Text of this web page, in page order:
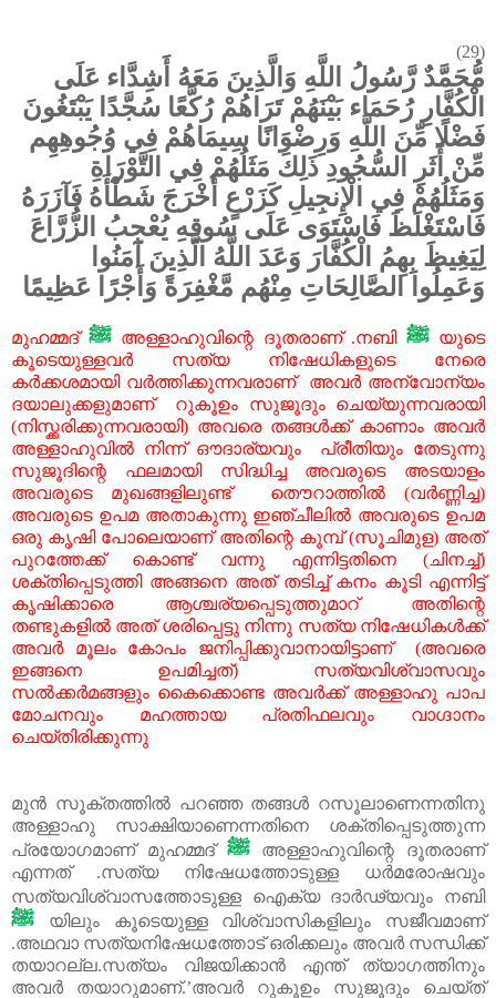
(29)
مُّحَمَّدٌ رَّسُولُ اللَّهِ وَالَّذِينَ مَعَهُ أَشِدَّاء عَلَى
الْكُفَّارِ رُحَمَاء بَيْنَهُمْ تَرَاهُمْ رُكَّعًا سُجَّدًا يَبْتَغُونَ
فَضْلًا مِّنَ اللَّهِ وَرِضْوَانًا سِيمَاهُمْ فِي وُجُوهِهِم
مِّنْ أَثَرِ السُّجُودِ ذَلِكَ مَثَلُهُمْ فِي التَّوْرَاةِ
وَمَثَلُهُمْ فِي الْإِنجِيلِ كَزَرْعٍ أَخْرَجَ شَطْأَهُ فَآزَرَهُ
فَاسْتَغْلَظَ فَاسْتَوَى عَلَى سُوقِهِ يُعْجِبُ الزُّرَّاعَ
لِيَغِيظَ بِهِمُ الْكُفَّارَ وَعَدَ اللَّهُ الَّذِينَ آمَنُوا
وَعَمِلُوا الصَّالِحَاتِ مِنْهُم مَّغْفِرَةً وَأَجْرًا عَظِيمًا
മുഹമ്മദ് ﷺ അള്ളാഹുവിന്റെ ദൂതരാണ് .നബി ﷺ യുടെ
കൂടെയുള്ളവർ സത്യ നിഷേധികളുടെ നേരെ
കർക്കശമായി വർത്തിക്കുന്നവരാണ് അവർ അന്വോന്യം
ദയാലുക്കളുമാണ് റുകൂ‍ഉം സുജൂദും ചെയ്യുന്നവരായി
(നിസ്ക്കരിക്കുന്നവരായി) അവരെ തങ്ങൾക്ക് കാണാം അവർ
അള്ളാഹുവിൽ നിന്ന് ഔദാര്യവും പ്രീതിയും തേടുന്നു
സുജൂദിന്റെ ഫലമായി സിദ്ധിച്ച അവരുടെ അടയാളം
അവരുടെ മുഖങ്ങളിലുണ്ട് തൌറാത്തിൽ (വർണ്ണിച്ച)
അവരുടെ ഉപമ അതാകുന്നു ഇഞ്ചീലിൽ അവരുടെ ഉപമ
ഒരു കൃഷി പോലെയാണ് അതിന്റെ കൂമ്പ് (സൂചിമുള) അത്
പുറത്തേക്ക് കൊണ്ട് വന്നു എന്നിട്ടതിനെ (ചിനച്ച്)
ശക്തിപ്പെടുത്തി അങ്ങനെ അത് തടിച്ച് കനം കൂടി എന്നിട്ട്
കൃഷിക്കാരെ ആശ്ചര്യപ്പെടുത്തുമാറ്‌ അതിന്റെ
തണ്ടുകളിൽ അത് ശരിപ്പെട്ടു നിന്നു സത്യ നിഷേധികൾക്ക്
അവർ മൂലം കോപം ജനിപ്പിക്കുവാനായിട്ടാണ് (അവരെ
ഇങ്ങനെ ഉപമിച്ചത്) സത്യവിശ്വാസവും
സൽക്കർമങ്ങളും കൈക്കൊണ്ട അവർക്ക് അള്ളാഹു പാപ
മോചനവും മഹത്തായ പ്രതിഫലവും വാഗ്ദാനം
ചെയ്തിരിക്കുന്നു
മുൻ സൂക്തത്തിൽ പറഞ്ഞ തങ്ങൾ റസൂലാണെന്നതിനു
അള്ളാഹു സാക്ഷിയാണെന്നതിനെ ശക്തിപ്പെടുത്തുന്ന
പ്രയോഗമാണ് മുഹമ്മദ് ﷺ
അള്ളാഹുവിന്റെ ദൂതരാണ്
എന്നത് .സത്യ നിഷേധത്തോടുള്ള ധർമരോഷവും
സത്യവിശ്വാസത്തോടുള്ള ഐക്യ ദാർഢ്യവും നബി
ﷺ
യിലും കൂടെയുള്ള വിശ്വാസികളിലും സജീവമാണ്
.അഥവാ സത്യനിഷേധത്തോട് ഒരിക്കലും അവർ സന്ധിക്ക്
തയാറല്ല.സത്യം വിജയിക്കാൻ എന്ത് ത്യാഗത്തിനും
അവർ തയാറുമാണ്.’അവർ റുകൂ‍ഉം സുജൂദും ചെയ്ത്